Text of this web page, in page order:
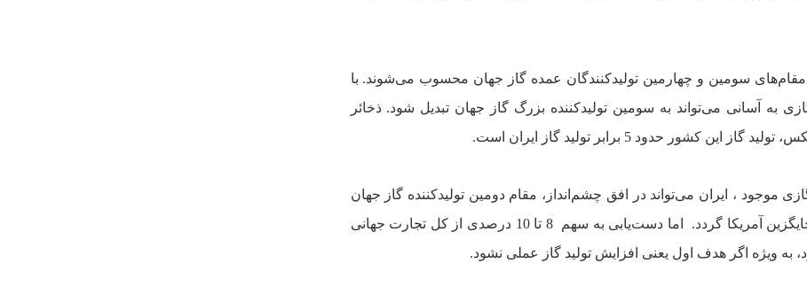
با 105 ميليارد مترمکعب مقام‌هاى سومين و چهارمين توليدکنندگان عمده گاز جهان محسوب مى‌شوند. با
به آسانى مى‌تواند به سومين توليدکننده بزرگ گاز جهان تبديل شود. ذخائر
اين کشور حدود 5 برابر توليد گاز ايران است.
موجود ، ايران مى‌تواند در افق چشم‌انداز، مقام دومين توليدکننده گاز جهان
اما دست‌يابى به سهم
8 تا 10 درصدى از کل تجارت جهانى
به ويژه اگر هدف اول يعنى افزايش توليد گاز عملى نشود.